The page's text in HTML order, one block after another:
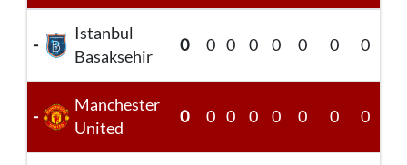
-
Istanbul
Basaksehir
0 0 0 0 0 0 0 0
-
Manchester
United
0 0 0 0 0 0 0 0